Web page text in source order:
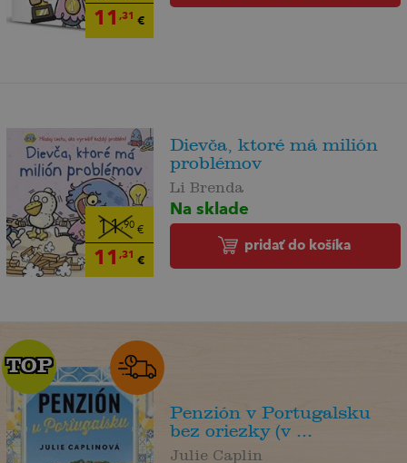
11 ,31 €
11,90€
11 ,31 €
Dievča, ktoré má milión
problémov
Li Brenda
Na sklade
pridať do košíka
TOP
TOP
Penzión v Portugalsku
bez oriezky (v ...
Julie Caplin